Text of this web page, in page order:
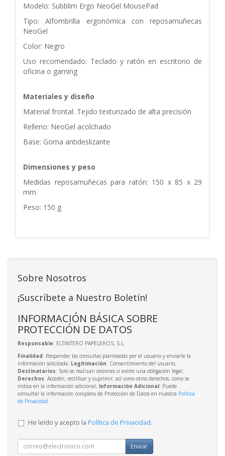
Modelo: Subblim Ergo NeoGel MousePad
Tipo: Alfombrilla ergonómica con reposamuñecas
NeoGel
Color: Negro
Uso recomendado: Teclado y ratón en escritorio de
oficina o gaming
Materiales y diseño
Material frontal: Tejido texturizado de alta precisión
Relleno: NeoGel acolchado
Base: Goma antideslizante
Dimensiones y peso
Medidas reposamuñecas para ratón: 150 x 85 x 29
mm
Peso: 150 g
Sobre Nosotros
¡Suscríbete a Nuestro Boletín!
INFORMACIÓN BÁSICA SOBRE
PROTECCIÓN DE DATOS
Responsable: ELTINTERO PAPELEROS, S.L.
Finalidad: Responder las consultas planteadas por el usuario y enviarle la
información solicitada; Legitimación: Consentimiento del usuario;
Destinatarios: Solo se realizan cesiones si existe una obligación legal;
Derechos: Acceder, rectificar y suprimir, así como otros derechos, como se
indica en la información adicional; Información Adicional: Puede
consultar la información completa de Protección de Datos en nuestra Política
de Privacidad
He leído y acepto la Política de Privacidad.
Enviar